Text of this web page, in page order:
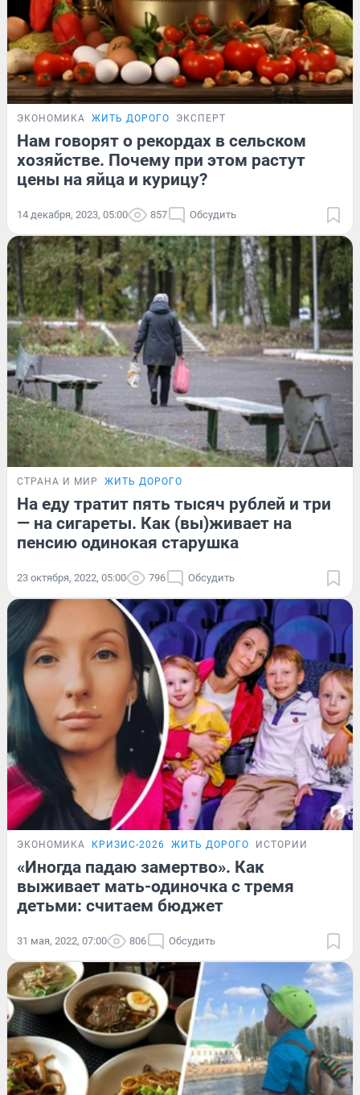
ЭКОНОМИКА ЖИТЬ ДОРОГО ЭКСПЕРТ
Нам говорят о рекордах в сельском
хозяйстве. Почему при этом растут
цены на яйца и курицу?
14 декабря, 2023, 05:00 857 Обсудить
СТРАНА И МИР ЖИТЬ ДОРОГО
На еду тратит пять тысяч рублей и три
— на сигареты. Как (вы)живает на
пенсию одинокая старушка
23 октября, 2022, 05:00 796 Обсудить
ЭКОНОМИКА КРИЗИС-2026 ЖИТЬ ДОРОГО ИСТОРИИ
«Иногда падаю замертво». Как
выживает мать-одиночка с тремя
детьми: считаем бюджет
31 мая, 2022, 07:00 806 Обсудить